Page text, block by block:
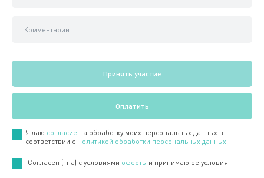
Я даю согласие на обработку моих персональных данных в
соответствии с Политикой обработки персональных данных
Cогласен (-на) с условиями оферты и принимаю ее условия